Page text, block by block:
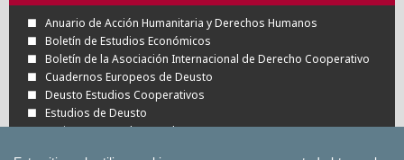
Anuario de Acción Humanitaria y Derechos Humanos
Boletín de Estudios Económicos
Boletín de la Asociación Internacional de Derecho Cooperativo
Cuadernos Europeos de Deusto
Deusto Estudios Cooperativos
Estudios de Deusto
Revista Deusto de Derechos Humanos